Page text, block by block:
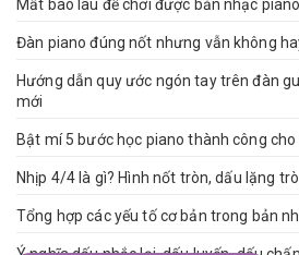
Mất bao lâu để chơi được bản nhạc
Đàn piano đúng nốt nhưng vẫn không
Hướng dẫn quy ước ngón tay trên đàn
mới
Bật mí 5 bước học piano thành công
Nhịp 4/4 là gì? Hình nốt tròn, dấu lặng
Tổng hợp các yếu tố cơ bản trong bản